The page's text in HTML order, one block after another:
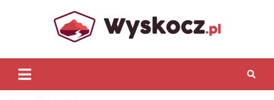
www.wyskocz.pl